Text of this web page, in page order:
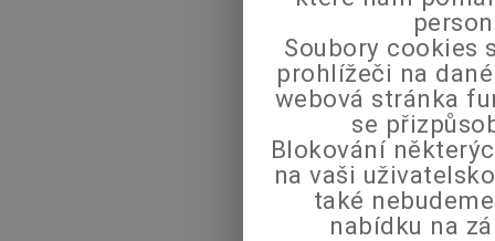
Soubory cookies
prohlížeči na
webová stránka
se
Blokování
na vaši
také
nabídku na